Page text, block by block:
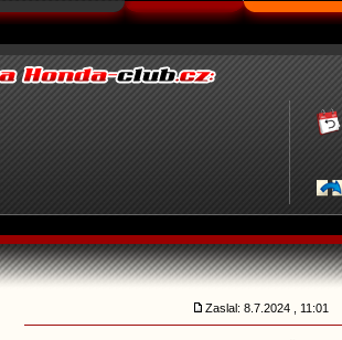
Zaslal: 8.7.2024 , 11:01